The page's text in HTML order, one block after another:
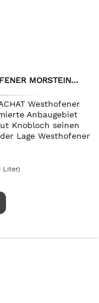
MORSTEIN...
Westhofener
Anbaugebiet
Knobloch seinen
Lage Westhofener
Liter)